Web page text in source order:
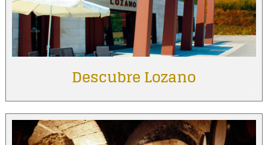
Descubre Lozano